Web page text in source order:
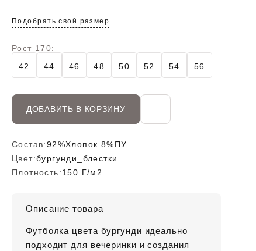
Подобрать свой размер
Рост 170:
42
44 46 48 50 52 54 56
ДОБАВИТЬ В КОРЗИНУ
Состав:92%Хлопок 8%ПУ
Цвет:бургунди_блестки
Плотность:150 Г/м2
Описание товара
Футболка цвета бургунди идеально
подходит для вечеринки и создания